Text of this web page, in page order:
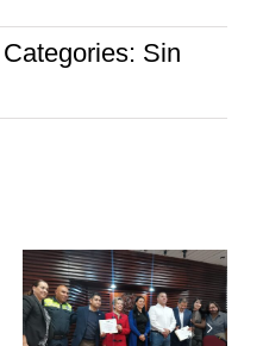
Categories: Sin